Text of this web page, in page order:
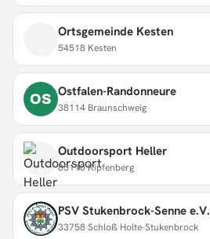
Ortsgemeinde Kesten
54518 Kesten
OS Ostfalen-Randonneure
38114 Braunschweig
Outdoorsport Heller
85110 Kipfenberg
PSV Stukenbrock-Senne e.V.
33758 Schloß Holte-Stukenbrock